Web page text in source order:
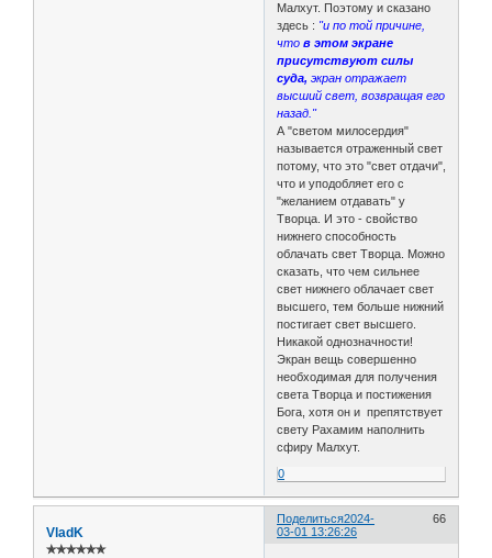
Малхут. Поэтому и сказано
здесь : "и по той причине,
чтов этом экране
присутствуют силы
суда, экран отражает
высший свет, возвращая его
назад."
А "светом милосердия"
называется отраженный свет
потому, что это "свет отдачи",
что и уподобляет его с
"желанием отдавать" у
Творца. И это - свойство
нижнего способность
облачать свет Творца. Можно
сказать, что чем сильнее
свет нижнего облачает свет
высшего, тем больше нижний
постигает свет высшего.
Никакой однозначности!
Экран вещь совершенно
необходимая для получения
света Творца и постижения
Бога, хотя он и препятствует
свету Рахамим наполнить
сфиру Малхут.
0
Поделиться 66
2024-
03-01 13:26:26
VladK
✯✯✯✯✯✯